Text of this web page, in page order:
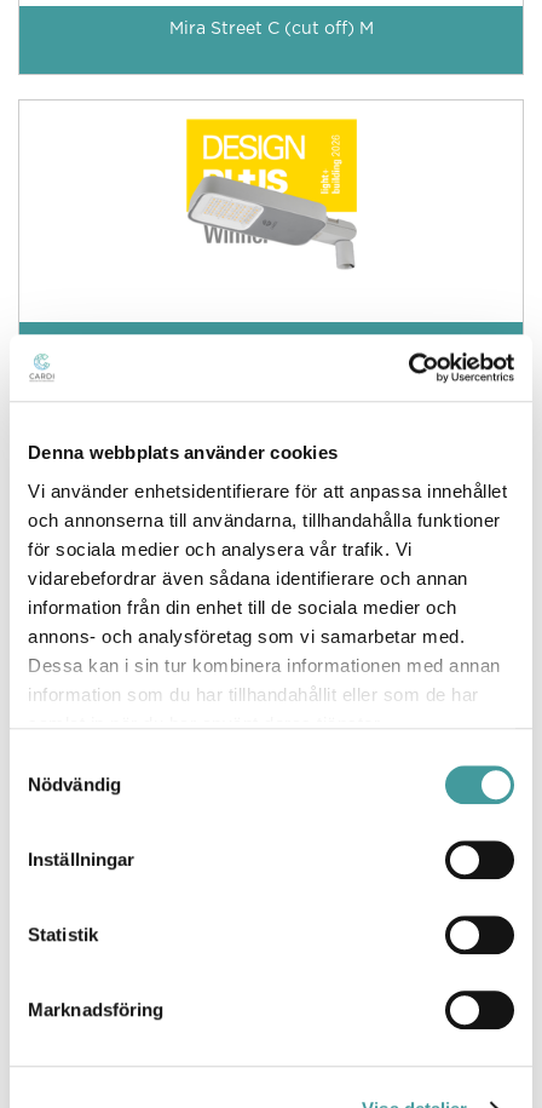
Denna webbplats använder cookies
Vi använder enhetsidentifierare för att anpassa innehållet
och annonserna till användarna, tillhandahålla funktioner
för sociala medier och analysera vår trafik. Vi
vidarebefordrar även sådana identifierare och annan
information från din enhet till de sociala medier och
annons- och analysföretag som vi samarbetar med.
Dessa kan i sin tur kombinera informationen med annan
information som du har tillhandahållit eller som de har
Nödvändig
Inställningar
Statistik
Marknadsföring
Mira Street C (cut off) M
Mira Street M
former har en tydlig karaktär och tidlös design. Mira är
för sin modulära
konstruktion och sitt enkla underhåll.
Genom verktygslös öppning av armaturen kommer man